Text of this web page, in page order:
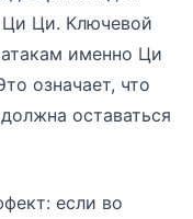
Ци Ци. Ключевой
именно Ци
означает, что
оставаться
если во